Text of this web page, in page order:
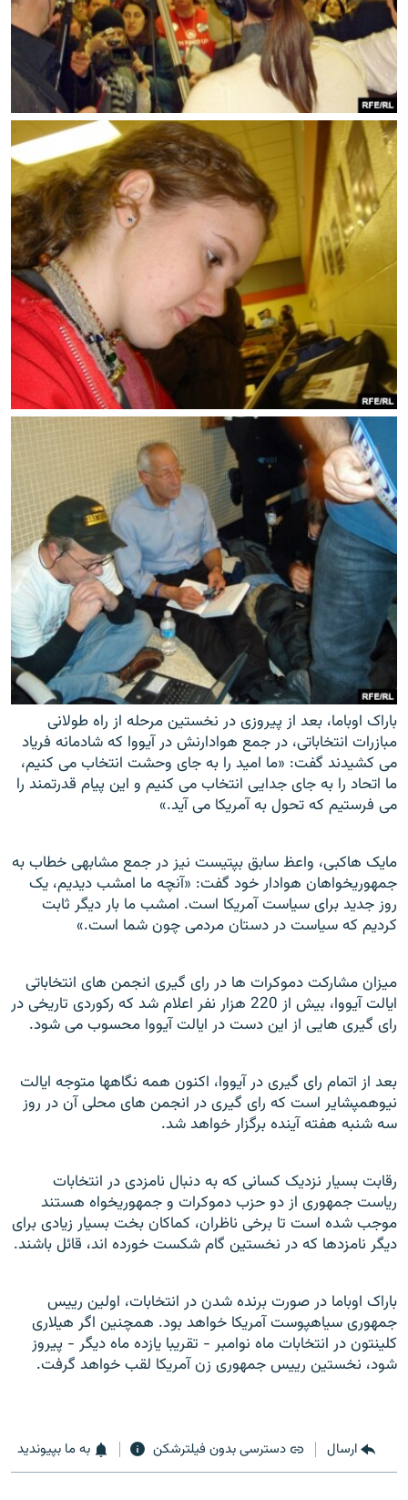
باراک اوباما، بعد از پیروزی در نخستین مرحله از راه طولانی
مبازرات انتخاباتی، در جمع هوادارنش در آیووا که شادمانه فریاد
می کشیدند گفت: «ما امید را به جای وحشت انتخاب می کنیم،
ما اتحاد را به جای جدایی انتخاب می کنیم و این پیام قدرتمند را
می فرستیم که تحول به آمریکا می آید.»
مایک هاکبی، واعظ سابق بپتیست نیز در جمع مشابهی خطاب به
جمهوریخواهان هوادار خود گفت: «آنچه ما امشب دیدیم، یک
روز جدید برای سیاست آمریکا است. امشب ما بار دیگر ثابت
کردیم که سیاست در دستان مردمی چون شما است.»
میزان مشارکت دموکرات ها در رای گیری انجمن های انتخاباتی
ایالت آیووا، بیش از 220 هزار نفر اعلام شد که رکوردی تاریخی در
رای گیری هایی از این دست در ایالت آیووا محسوب می شود.
بعد از اتمام رای گیری در آیووا، اکنون همه نگاهها متوجه ایالت
نیوهمپشایر است که رای گیری در انجمن های محلی آن در روز
سه شنبه هفته آینده برگزار خواهد شد.
رقابت بسیار نزدیک کسانی که به دنبال نامزدی در انتخابات
ریاست جمهوری از دو حزب دموکرات و جمهوریخواه هستند
موجب شده است تا برخی ناظران، کماکان بخت بسیار زیادی برای
دیگر نامزدها که در نخستین گام شکست خورده اند، قائل باشند.
باراک اوباما در صورت برنده شدن در انتخابات، اولين رييس
جمهوری سياهپوست آمريکا خواهد بود. همچنين اگر هيلاری
کلينتون در انتخابات ماه نوامبر - تقريبا يازده ماه ديگر - پيروز
شود، نخستين رييس جمهوری زن آمريکا لقب خواهد گرفت.
ارسال دسترسی بدون فیلترشکن به ما بپیوندید